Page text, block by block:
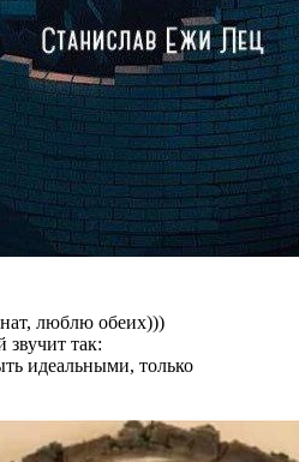
люблю обеих)))
звучит так:
идеальными, только